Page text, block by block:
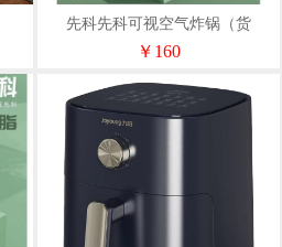
先科先科可视空气炸锅（货
号-1008）
￥160